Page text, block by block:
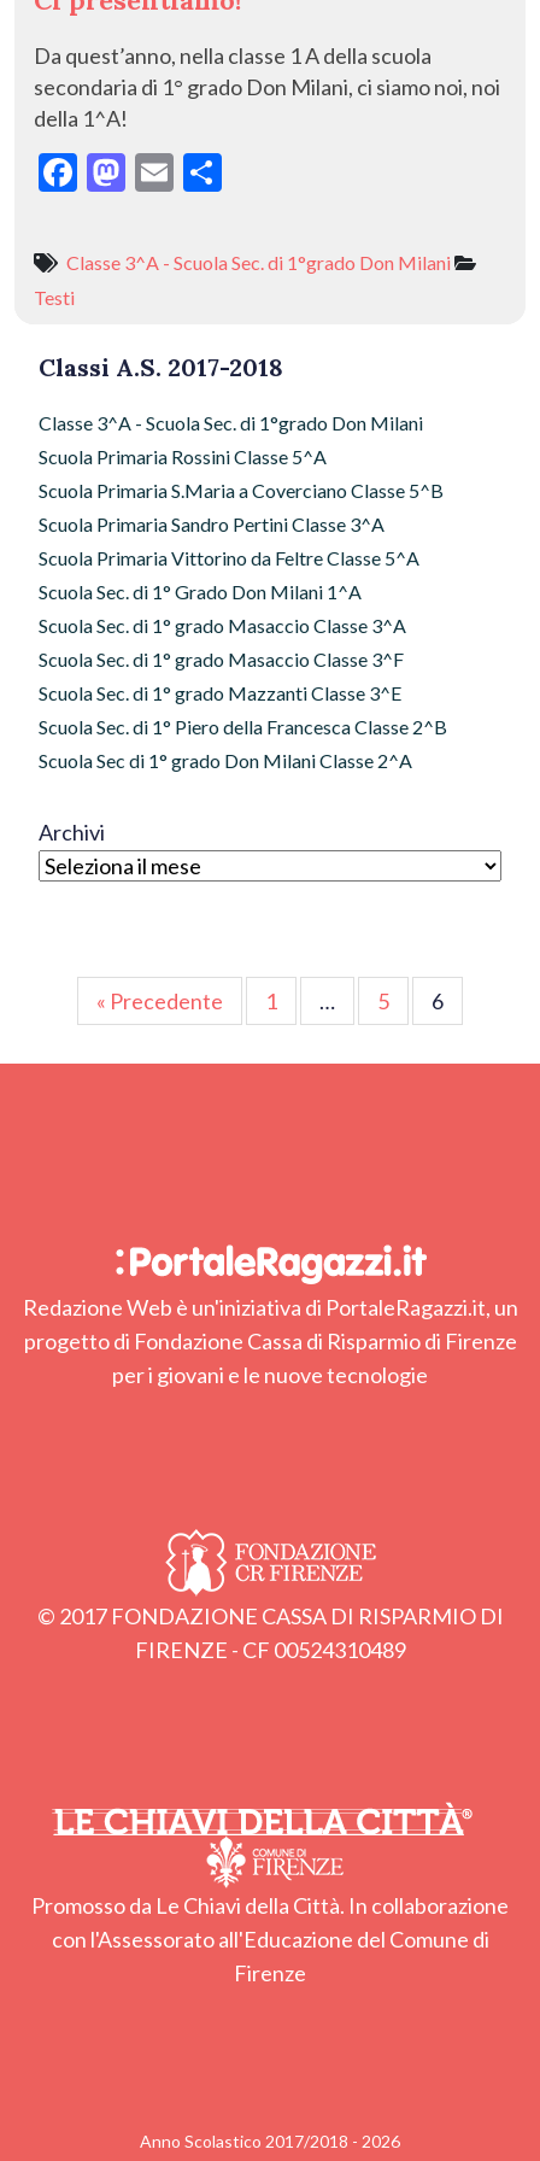
Da quest’anno, nella classe 1 A della scuola
secondaria di 1° grado Don Milani, ci siamo noi, noi
della 1^A!
F
e
o
M
to
n
E
ai n
di
Classe 3^A - Scuola Sec. di 1°grado Don Milani
Testi
Classi A.S. 2017-2018
Classe 3^A - Scuola Sec. di 1°grado Don Milani
Scuola Primaria Rossini Classe 5^A
Scuola Primaria S.Maria a Coverciano Classe 5^B
Scuola Primaria Sandro Pertini Classe 3^A
Scuola Primaria Vittorino da Feltre Classe 5^A
Scuola Sec. di 1° Grado Don Milani 1^A
Scuola Sec. di 1° grado Masaccio Classe 3^A
Scuola Sec. di 1° grado Masaccio Classe 3^F
Scuola Sec. di 1° grado Mazzanti Classe 3^E
Scuola Sec. di 1° Piero della Francesca Classe 2^B
Scuola Sec di 1° grado Don Milani Classe 2^A
Archivi
Paginazione
degli
articoli
« Precedente 1 … 5 6
Redazione Web è un'iniziativa di PortaleRagazzi.it, un
progetto di Fondazione Cassa di Risparmio di Firenze
per i giovani e le nuove tecnologie
© 2017 FONDAZIONE CASSA DI RISPARMIO DI
FIRENZE - CF 00524310489
Promosso da Le Chiavi della Città. In collaborazione
con l'Assessorato all'Educazione del Comune di
Firenze
Anno Scolastico 2017/2018 - 2026